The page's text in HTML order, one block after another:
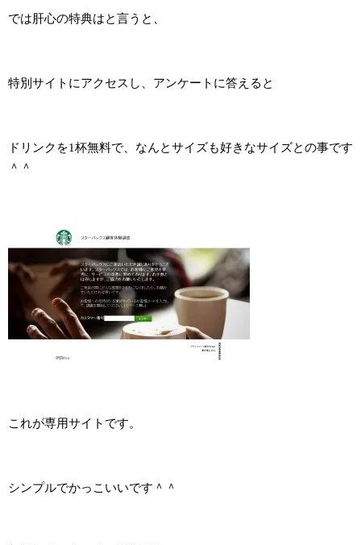
では肝心の特典はと言うと、
特別サイトにアクセスし、アンケートに答えると
ドリンクを1杯無料で、なんとサイズも好きなサイズとの事です
＾＾
これが専用サイトです。
シンプルでかっこいいです＾＾